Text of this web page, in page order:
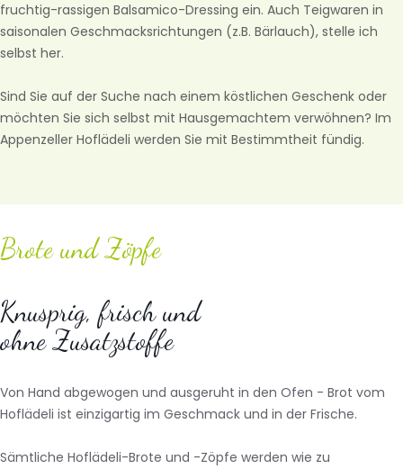
fruchtig-rassigen Balsamico-Dressing ein. Auch Teigwaren in
saisonalen Geschmacksrichtungen (z.B. Bärlauch), stelle ich
selbst her.
Sind Sie auf der Suche nach einem köstlichen Geschenk oder
möchten Sie sich selbst mit Hausgemachtem verwöhnen? Im
Appenzeller Hoflädeli werden Sie mit Bestimmtheit fündig.
Brote und Zöpfe
Knusprig, frisch und
ohne Zusatzstoffe
Von Hand abgewogen und ausgeruht in den Ofen - Brot vom
Hoflädeli ist einzigartig im Geschmack und in der Frische.
Sämtliche Hoflädeli-Brote und -Zöpfe werden wie zu